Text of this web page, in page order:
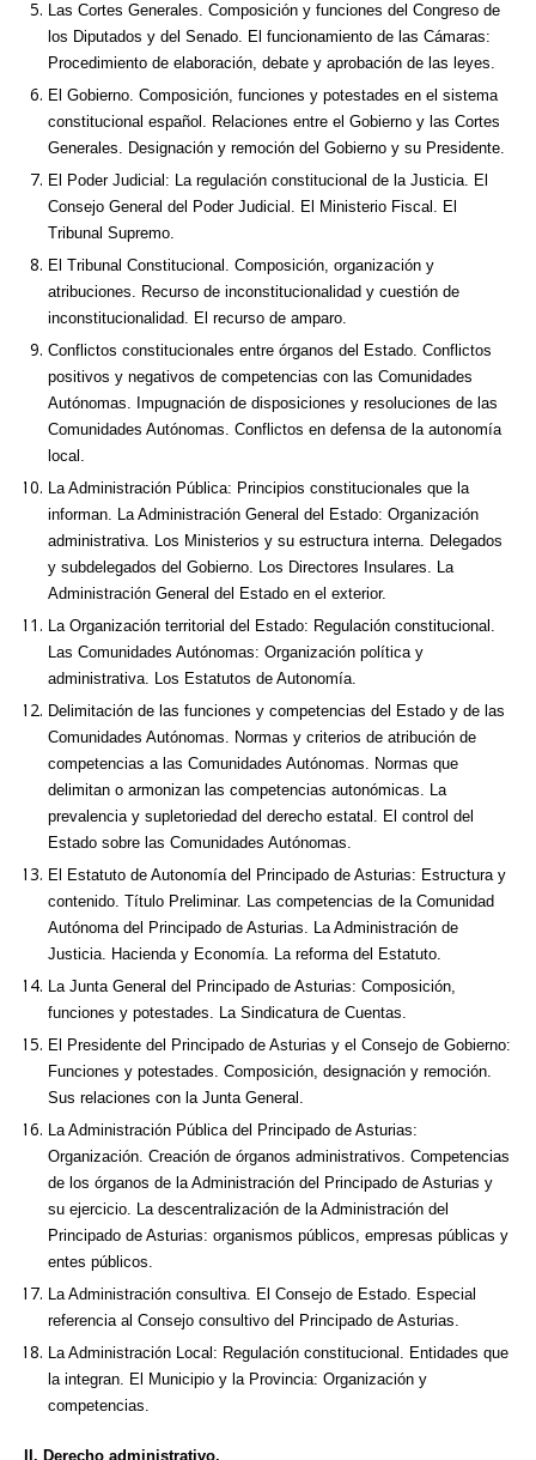
Las Cortes Generales. Composición y funciones del Congreso de
los Diputados y del Senado. El funcionamiento de las Cámaras:
Procedimiento de elaboración, debate y aprobación de las leyes.
El Gobierno. Composición, funciones y potestades en el sistema
constitucional español. Relaciones entre el Gobierno y las Cortes
Generales. Designación y remoción del Gobierno y su Presidente.
El Poder Judicial: La regulación constitucional de la Justicia. El
Consejo General del Poder Judicial. El Ministerio Fiscal. El
Tribunal Supremo.
El Tribunal Constitucional. Composición, organización y
atribuciones. Recurso de inconstitucionalidad y cuestión de
inconstitucionalidad. El recurso de amparo.
Conflictos constitucionales entre órganos del Estado. Conflictos
positivos y negativos de competencias con las Comunidades
Autónomas. Impugnación de disposiciones y resoluciones de las
Comunidades Autónomas. Conflictos en defensa de la autonomía
local.
La Administración Pública: Principios constitucionales que la
informan. La Administración General del Estado: Organización
administrativa. Los Ministerios y su estructura interna. Delegados
y subdelegados del Gobierno. Los Directores Insulares. La
Administración General del Estado en el exterior.
La Organización territorial del Estado: Regulación constitucional.
Las Comunidades Autónomas: Organización política y
administrativa. Los Estatutos de Autonomía.
Delimitación de las funciones y competencias del Estado y de las
Comunidades Autónomas. Normas y criterios de atribución de
competencias a las Comunidades Autónomas. Normas que
delimitan o armonizan las competencias autonómicas. La
prevalencia y supletoriedad del derecho estatal. El control del
Estado sobre las Comunidades Autónomas.
El Estatuto de Autonomía del Principado de Asturias: Estructura y
contenido. Título Preliminar. Las competencias de la Comunidad
Autónoma del Principado de Asturias. La Administración de
Justicia. Hacienda y Economía. La reforma del Estatuto.
La Junta General del Principado de Asturias: Composición,
funciones y potestades. La Sindicatura de Cuentas.
El Presidente del Principado de Asturias y el Consejo de Gobierno:
Funciones y potestades. Composición, designación y remoción.
Sus relaciones con la Junta General.
La Administración Pública del Principado de Asturias:
Organización. Creación de órganos administrativos. Competencias
de los órganos de la Administración del Principado de Asturias y
su ejercicio. La descentralización de la Administración del
Principado de Asturias: organismos públicos, empresas públicas y
entes públicos.
La Administración consultiva. El Consejo de Estado. Especial
referencia al Consejo consultivo del Principado de Asturias.
La Administración Local: Regulación constitucional. Entidades que
la integran. El Municipio y la Provincia: Organización y
competencias.
II. Derecho administrativo.